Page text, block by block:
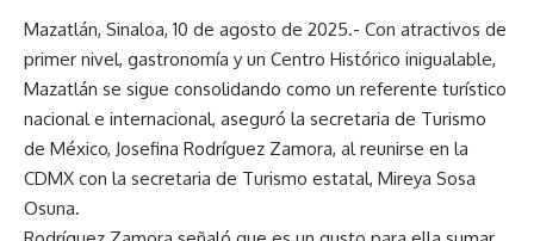
Mazatlán, Sinaloa, 10 de agosto de 2025.- Con atractivos de
primer nivel, gastronomía y un Centro Histórico inigualable,
Mazatlán se sigue consolidando como un referente turístico
nacional e internacional, aseguró la secretaria de Turismo
de México, Josefina Rodríguez Zamora, al reunirse en la
CDMX con la secretaria de Turismo estatal, Mireya Sosa
Osuna.